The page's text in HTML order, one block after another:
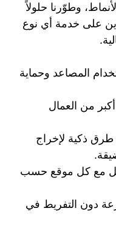
وطوّرنا حلولاً
على خدمة أي نوع
المصاعد وحماية
من العمال
طرق ذكية لإخراج
مع كل موقع حسب
دون التفريط في